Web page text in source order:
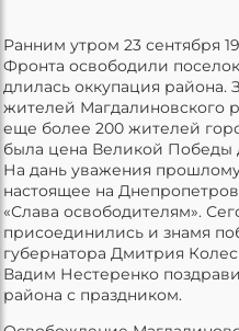
Ранним утром 23 сентября
Фронта освободили
длилась оккупация района.
жителей Магдалиновского
еще более 200 жителей
была цена Великой Победы
На дань уважения прошлому
настоящее на
«Слава освободителям».
присоединились и знамя
губернатора Дмитрия
Вадим Нестеренко
района с праздником.